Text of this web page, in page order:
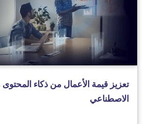
تعزيز قيمة الأعمال من ذكاء المحتوى
الاصطناعي